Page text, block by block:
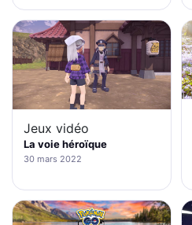
Jeux vidéo
La voie héroïque
30 mars 2022